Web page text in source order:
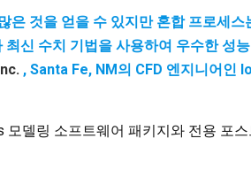
은 것을 얻을 수 있지만 혼합 프로세스
신 수치 기법을 사용하여 우수한 성
, Santa Fe, NM의 CFD 엔지니어인
델링 소프트웨어 패키지와 전용 포